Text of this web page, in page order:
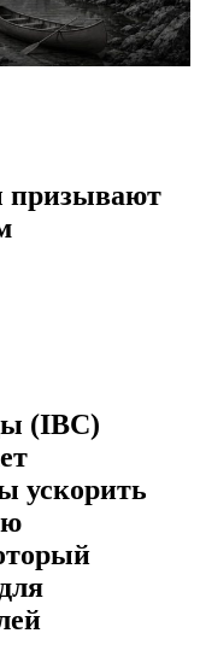
призывают
(IBC)
ускорить